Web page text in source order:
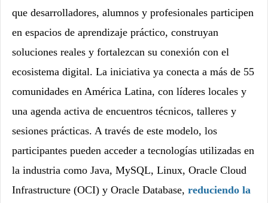
que desarrolladores, alumnos y profesionales participen
en espacios de aprendizaje práctico, construyan
soluciones reales y fortalezcan su conexión con el
ecosistema digital. La iniciativa ya conecta a más de 55
comunidades en América Latina, con líderes locales y
una agenda activa de encuentros técnicos, talleres y
sesiones prácticas. A través de este modelo, los
participantes pueden acceder a tecnologías utilizadas en
la industria como Java, MySQL, Linux, Oracle Cloud
Infrastructure (OCI) y Oracle Database, reduciendo la